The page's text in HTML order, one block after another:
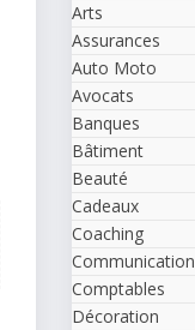
Arts
Assurances
Auto Moto
Avocats
Banques
Bâtiment
Beauté
Cadeaux
Coaching
Communication
Comptables
Décoration